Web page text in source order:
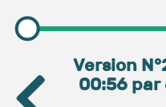
Version
00:56 par